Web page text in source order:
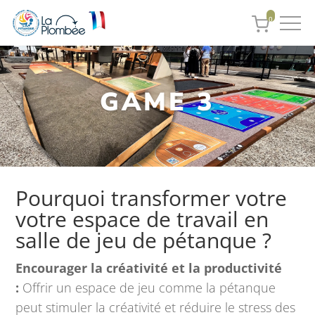
GAME 3
Pourquoi transformer votre
votre espace de travail en
salle de jeu de pétanque ?
Encourager la créativité et la productivité
: Offrir un espace de jeu comme la pétanque
peut stimuler la créativité et réduire le stress des
0